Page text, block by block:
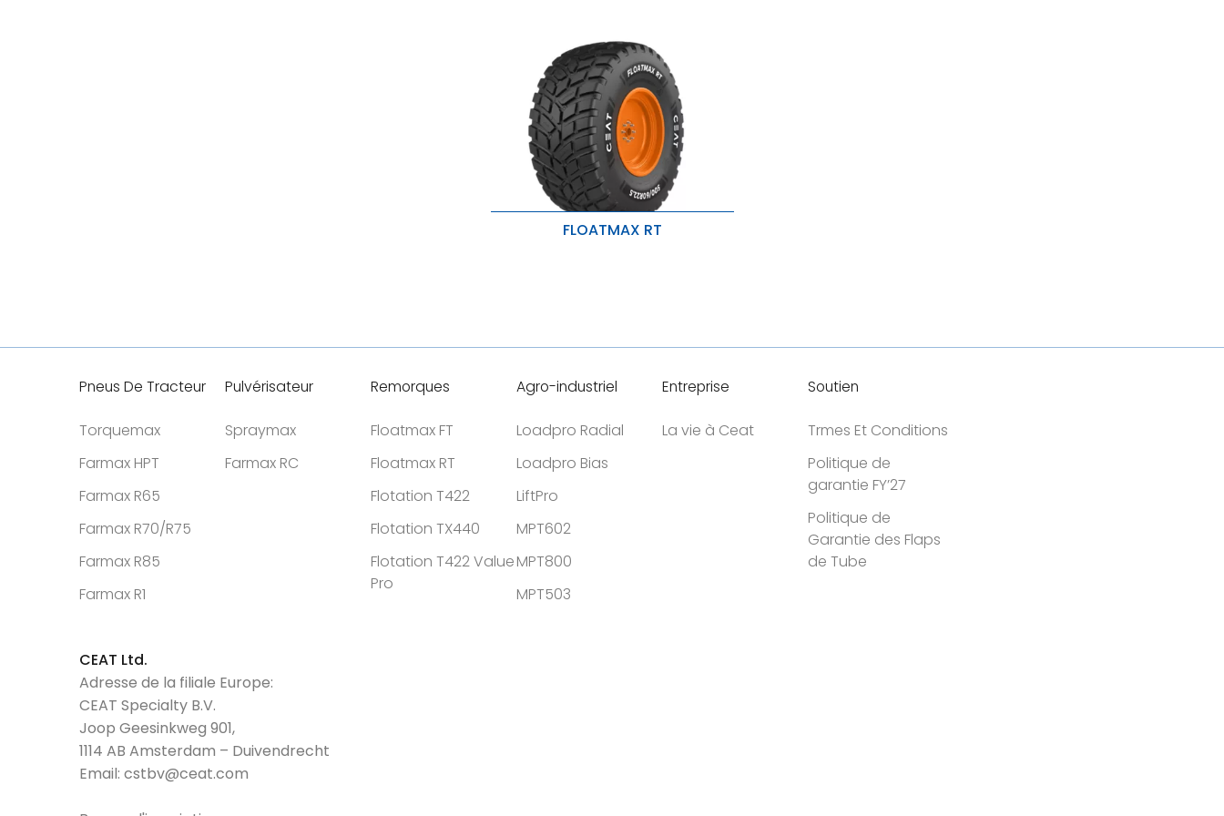
FLOATMAX RT
Pneus De Tracteur
Torquemax
Farmax HPT
Farmax R65
Farmax R70/R75
Farmax R85
Farmax R1
Pulvérisateur
Spraymax
Farmax RC
Remorques
Floatmax FT
Floatmax RT
Flotation T422
Flotation TX440
Flotation T422 Value
Pro
Agro-industriel
Loadpro Radial
Loadpro Bias
LiftPro
MPT602
MPT800
MPT503
Entreprise
La vie à Ceat
Soutien
Trmes Et Conditions
Politique de
garantie FY’27
Politique de
Garantie des Flaps
de Tube
CEAT Ltd.
Adresse de la filiale Europe:
CEAT Specialty B.V.
Joop Geesinkweg 901,
1114 AB Amsterdam – Duivendrecht
Email: cstbv@ceat.com